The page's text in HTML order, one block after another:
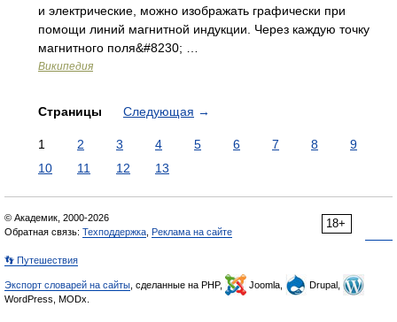
и электрические, можно изображать графически при
помощи линий магнитной индукции. Через каждую точку
магнитного поля&#8230; …
Википедия
Страницы Следующая →
1 2 3 4 5 6 7 8
9
10
11 12 13
18+
© Академик, 2000-2026
Обратная связь: Техподдержка Реклама на сайте
👣 Путешествия
Экспорт словарей на сайты , сделанные на PHP, Joomla,
Drupal,
WordPress, MODx.